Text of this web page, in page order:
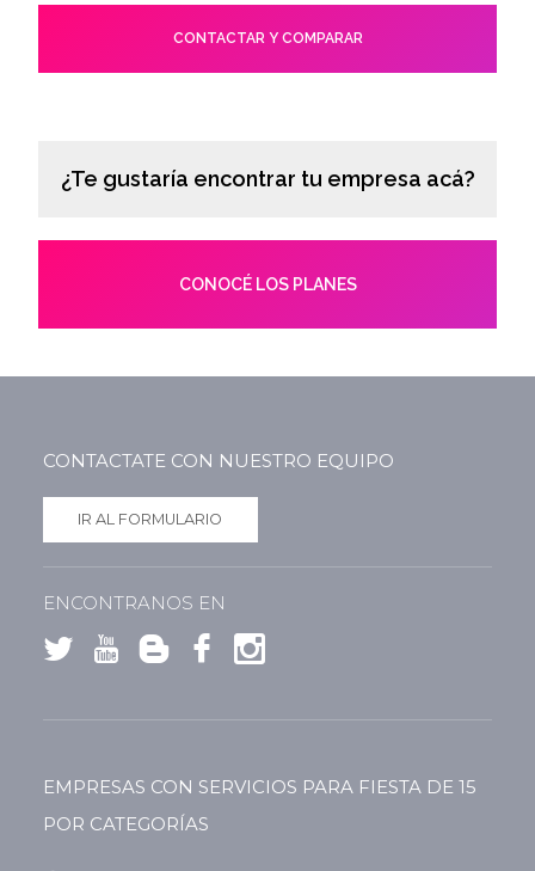
CONTACTAR Y COMPARAR
¿Te gustaría encontrar tu empresa acá?
CONOCÉ LOS PLANES
CONTACTATE CON NUESTRO EQUIPO
IR AL FORMULARIO
ENCONTRANOS EN
EMPRESAS CON SERVICIOS PARA FIESTA DE 15
POR CATEGORÍAS